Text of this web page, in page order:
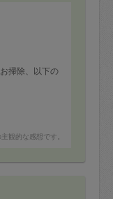
掃除、以下の
さいました。
観的な感想です。